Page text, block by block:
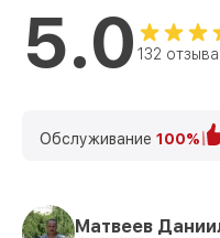
5.0 132
Обслуживание 100%
Матвеев